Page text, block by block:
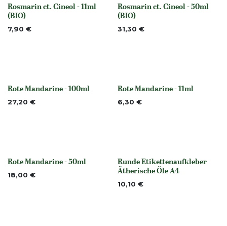
None
Rosmarin ct. Cineol - 11ml
(BIO)
7,90 €
None
Rosmarin ct. Cineol - 50ml
(BIO)
31,30 €
None
Rote Mandarine - 100ml
27,20 € None
Rote Mandarine - 11ml
6,30 €
None
Rote Mandarine - 50ml
18,00 € None
Runde Etikettenaufkleber
Ätherische Öle A4
10,10 €